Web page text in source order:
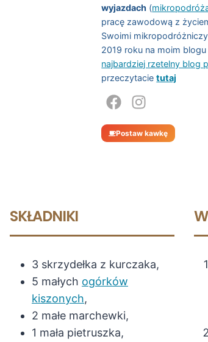
wyjazdach (
pracę zawodową z
Swoimi
2019 roku na moim
najbardziej rzetelny blog
przeczytacietutaj
Postaw kawkę
SKŁADNIKI
3 skrzydełka z kurczaka,
5 małych ogórków
kiszonych,
2 małe marchewki,
1 mała pietruszka,